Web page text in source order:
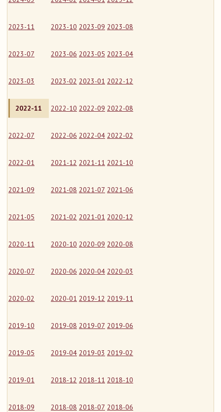
2023-11 2023-10 2023-09 2023-08
2023-07 2023-06 2023-05 2023-04
2023-03 2023-02 2023-01 2022-12
2022-11 2022-10 2022-09 2022-08
2022-07 2022-06 2022-04 2022-02
2022-01 2021-12 2021-11 2021-10
2021-09 2021-08 2021-07 2021-06
2021-05 2021-02 2021-01 2020-12
2020-11 2020-10 2020-09 2020-08
2020-07 2020-06 2020-04 2020-03
2020-02 2020-01 2019-12 2019-11
2019-10 2019-08 2019-07 2019-06
2019-05 2019-04 2019-03 2019-02
2019-01 2018-12 2018-11 2018-10
2018-09 2018-08 2018-07 2018-06